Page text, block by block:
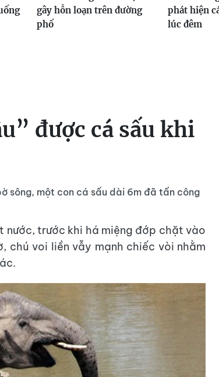
gây hỗn loạn trên đường
phố
phát hiện
lúc đêm
được cá sấu khi
sông, một con cá sấu dài 6m đã tấn công
nước, trước khi há miệng đớp chặt vào
chú voi liền vẫy mạnh chiếc vòi nhằm